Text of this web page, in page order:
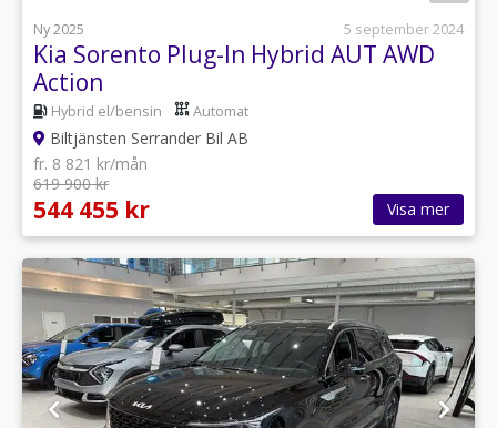
Ny 2025
5 september 2024
Kia Sorento Plug-In Hybrid AUT AWD
Action
Hybrid el/bensin Automat
Biltjänsten Serrander Bil AB
fr. 8 821 kr/mån
619 900 kr
544 455 kr Visa mer